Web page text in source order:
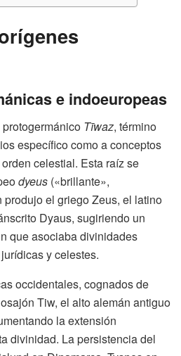
e indoeuropeas
Tīwaz, término
específico como a conceptos
celestial. Esta raíz se
dyeus («brillante»,
el griego Zeus, el latino
Dyaus, sugiriendo un
que asociaba divinidades
y celestes.
occidentales, cognados de
Tiw, el alto alemán antiguo
la extensión
divinidad. La persistencia del